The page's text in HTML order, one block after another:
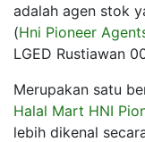
adalah agen stok
(Hni Pioneer
LGED Rustiawan
Merupakan satu
Halal Mart HNI
lebih dikenal